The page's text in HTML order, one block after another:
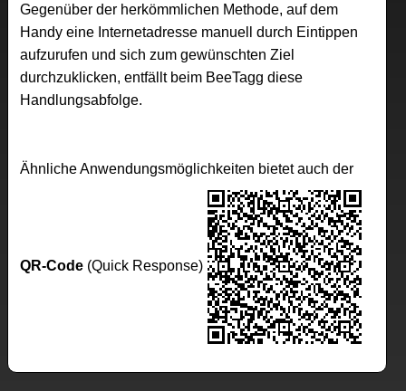
Gegenüber der herkömmlichen Methode, auf dem
Handy eine Internetadresse manuell durch Eintippen
aufzurufen und sich zum gewünschten Ziel
durchzuklicken, entfällt beim BeeTagg diese
Handlungsabfolge.
Ähnliche Anwendungsmöglichkeiten bietet auch der
QR-Code (Quick Response)